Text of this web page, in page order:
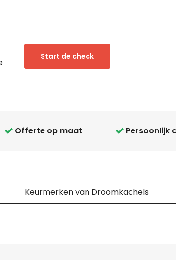
Start de check
Offerte op maat Persoonlijk
Keurmerken van Droomkachels